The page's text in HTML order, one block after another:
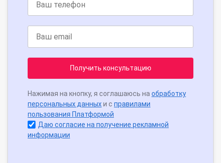
Получить консультацию
Нажимая на кнопку, я соглашаюсь на обработку
персональных данныхи с правилами
пользования Платформой
Даю согласие на получение рекламной
информации